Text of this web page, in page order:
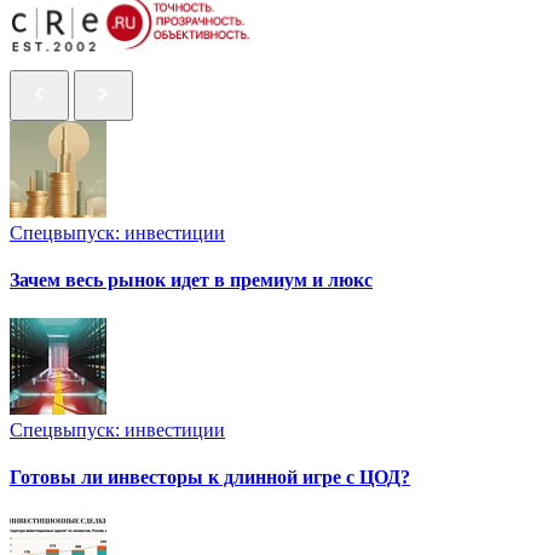
Спецвыпуск: инвестиции
Зачем весь рынок идет в премиум и люкс
Спецвыпуск: инвестиции
Готовы ли инвесторы к длинной игре с ЦОД?